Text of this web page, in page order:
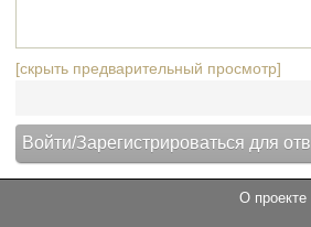
[скрыть предварительный просмотр]
О проекте